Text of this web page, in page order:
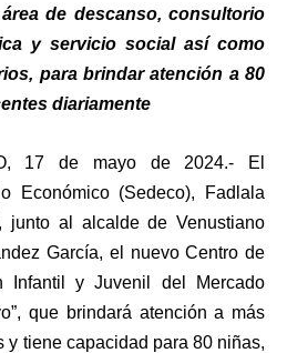
de descanso, consultorio
y servicio social así como
para brindar atención a 80
diariamente
17 de mayo de 2024.-
El
Económico (Sedeco), Fadlala
junto al alcalde de Venustiano
García, el nuevo Centro de
Infantil y Juvenil del Mercado
que brindará atención a más
y tiene capacidad para 80 niñas,